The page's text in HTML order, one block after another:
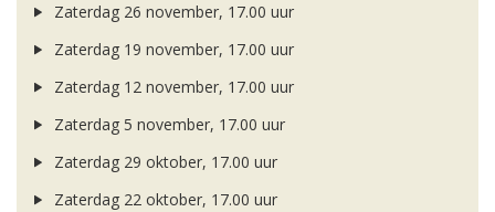
Zaterdag 26 november, 17.00 uur
Zaterdag 19 november, 17.00 uur
Zaterdag 12 november, 17.00 uur
Zaterdag 5 november, 17.00 uur
Zaterdag 29 oktober, 17.00 uur
Zaterdag 22 oktober, 17.00 uur